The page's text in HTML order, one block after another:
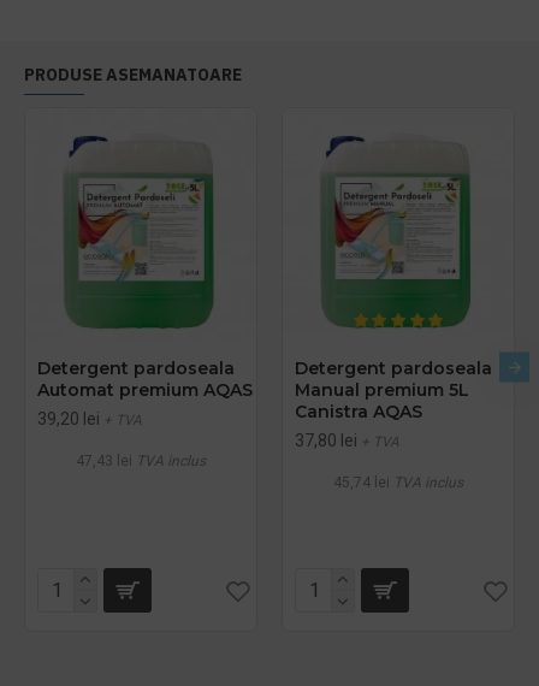
PRODUSE ASEMANATOARE
Detergent pardoseala
Automat premium AQAS
39,20 lei + TVA
47,43 lei TVA inclus
Detergent pardoseala
Manual premium 5L
Canistra AQAS
37,80 lei + TVA
45,74 lei TVA inclus